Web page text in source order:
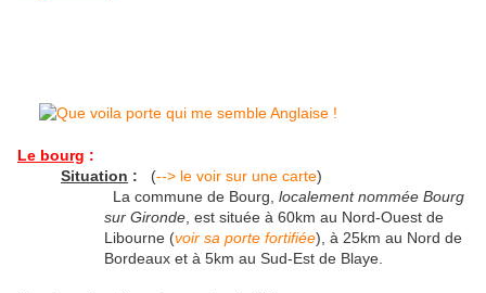
Le bourg :
Situation : (--> le voir sur une carte)
La commune de Bourg, localement nommée Bourg
sur Gironde , est située à 60km au Nord-Ouest de
Libourne (voir sa porte fortifiée), à 25km au Nord de
Bordeaux et à 5km au Sud-Est de Blaye.